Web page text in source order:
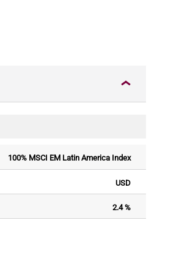
100% MSCI EM Latin America Index
USD
2.4 %